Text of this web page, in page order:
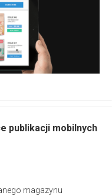
publikacji mobilnych
magazynu